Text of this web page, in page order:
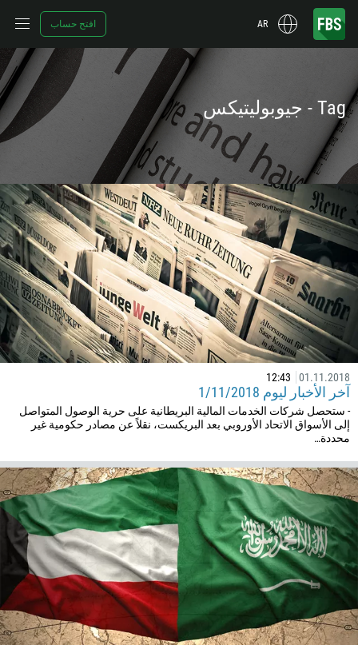
AR افتح حساب
Tag - جيوبوليتيكس
01.11.2018
12:43
آخر الأخبار ليوم 1/11/2018
- ستحصل شركات الخدمات المالية البريطانية على حرية الوصول المتواصل
إلى الأسواق الاتحاد الأوروبي بعد البريكست، نقلاً عن مصادر حكومية غير
محددة…